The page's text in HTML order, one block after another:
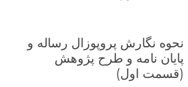
نحوه نگارش پروپوزال رساله و
پایان نامه و طرح پژوهش
(قسمت اول)